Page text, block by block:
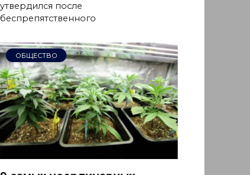
утвердился после
беспрепятственного
ОБЩЕСТВО